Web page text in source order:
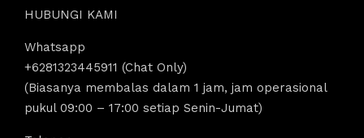
HUBUNGI KAMI
Whatsapp
+6281323445911 (Chat Only)
(Biasanya membalas dalam 1 jam, jam operasional
pukul 09:00 – 17:00 setiap Senin-Jumat)